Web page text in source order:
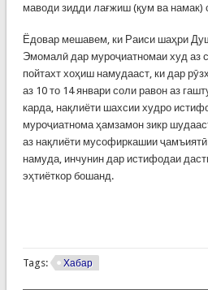
маводи зидди лағжиш (қум ва
Ёдовар мешавем, ки Раиси шаҳри
Эмомалӣ дар муроҷиатномаи худ аз
пойтахт хоҳиш намудааст, ки дар
аз 10 то 14 январи соли равон аз
карда, нақлиёти шахсии худро
муроҷиатнома ҳамзамон зикр
аз нақлиёти мусофиркашии
намуда, инчунин дар истифодаи
эҳтиёткор бошанд.
Tags: Хабар